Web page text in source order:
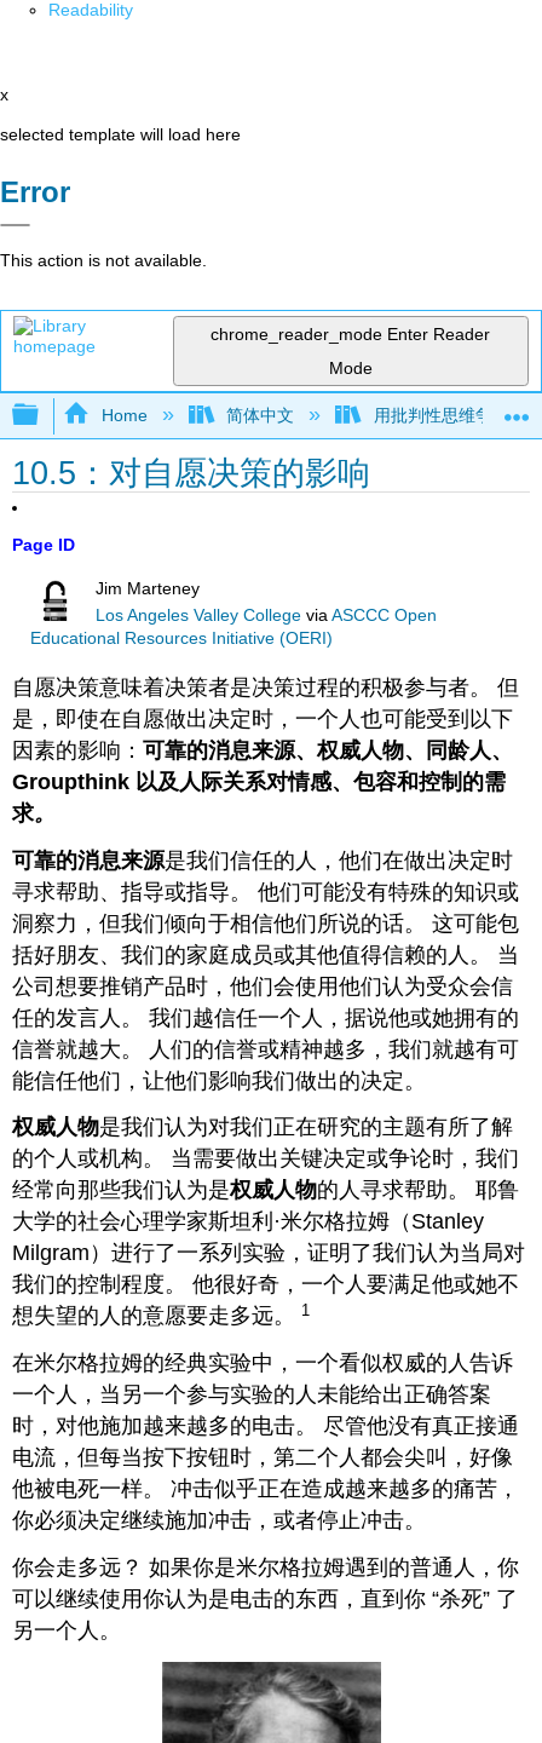
Readability
x
selected template will load here
Error
This action is not available.
chrome_reader_mode Enter Reader
Mode
Expand/collapse global hierarchy
Home 简体中文 用批判性思维争论（
10.5：对自愿决策的影响
Page ID
Jim Marteney
Los Angeles Valley College viaASCCC Open
Educational Resources Initiative (OERI)
自愿决策意味着决策者是决策过程的积极参与者。 但
是，即使在自愿做出决定时，一个人也可能受到以下
因素的影响：可靠的消息来源、权威人物、同龄人、
Groupthink 以及人际关系对情感、包容和控制的需
求。
可靠的消息来源是我们信任的人，他们在做出决定时
寻求帮助、指导或指导。 他们可能没有特殊的知识或
洞察力，但我们倾向于相信他们所说的话。 这可能包
括好朋友、我们的家庭成员或其他值得信赖的人。 当
公司想要推销产品时，他们会使用他们认为受众会信
任的发言人。 我们越信任一个人，据说他或她拥有的
信誉就越大。 人们的信誉或精神越多，我们就越有可
能信任他们，让他们影响我们做出的决定。
权威人物是我们认为对我们正在研究的主题有所了解
的个人或机构。 当需要做出关键决定或争论时，我们
经常向那些我们认为是权威人物的人寻求帮助。 耶鲁
大学的社会心理学家斯坦利·米尔格拉姆（Stanley
Milgram）进行了一系列实验，证明了我们认为当局对
我们的控制程度。 他很好奇，一个人要满足他或她不
想失望的人的意愿要走多远。
1
在米尔格拉姆的经典实验中，一个看似权威的人告诉
一个人，当另一个参与实验的人未能给出正确答案
时，对他施加越来越多的电击。 尽管他没有真正接通
电流，但每当按下按钮时，第二个人都会尖叫，好像
他被电死一样。 冲击似乎正在造成越来越多的痛苦，
你必须决定继续施加冲击，或者停止冲击。
你会走多远？ 如果你是米尔格拉姆遇到的普通人，你
可以继续使用你认为是电击的东西，直到你 “杀死” 了
另一个人。